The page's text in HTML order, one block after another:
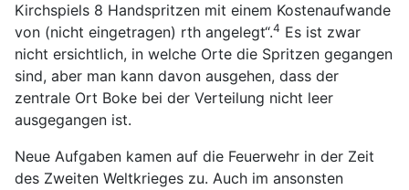
Kirchspiels 8 Handspritzen mit einem Kostenaufwande
von (nicht eingetragen) rth angelegt“.4 Es ist zwar
nicht ersichtlich, in welche Orte die Spritzen gegangen
sind, aber man kann davon ausgehen, dass der
zentrale Ort Boke bei der Verteilung nicht leer
ausgegangen ist.
Neue Aufgaben kamen auf die Feuerwehr in der Zeit
des Zweiten Weltkrieges zu. Auch im ansonsten